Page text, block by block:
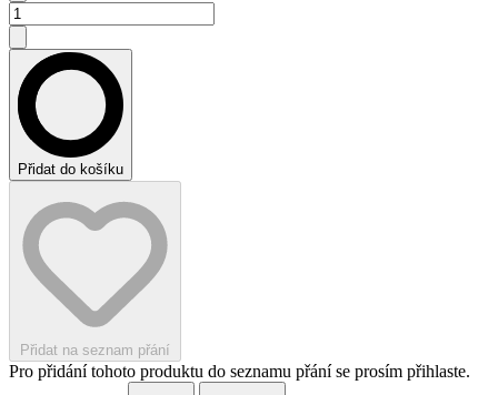
Přidat do košíku
Přidat na seznam přání
Pro přidání tohoto produktu do seznamu přání se prosím přihlaste.